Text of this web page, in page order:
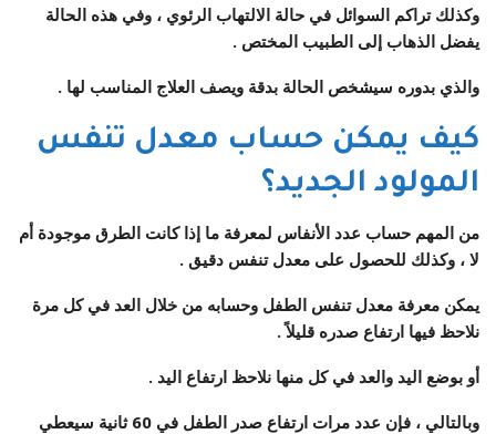
وكذلك تراكم السوائل في حالة الالتهاب الرئوي ، وفي هذه الحالة
يفضل الذهاب إلى الطبيب المختص .
والذي بدوره سيشخص الحالة بدقة ويصف العلاج المناسب لها .
كيف يمكن حساب معدل تنفس
المولود الجديد؟
من المهم حساب عدد الأنفاس لمعرفة ما إذا كانت الطرق موجودة أم
لا ، وكذلك للحصول على معدل تنفس دقيق .
يمكن معرفة معدل تنفس الطفل وحسابه من خلال العد في كل مرة
نلاحظ فيها ارتفاع صدره قليلاً .
أو بوضع اليد والعد في كل منها نلاحظ ارتفاع اليد .
وبالتالي ، فإن عدد مرات ارتفاع صدر الطفل في 60 ثانية سيعطي